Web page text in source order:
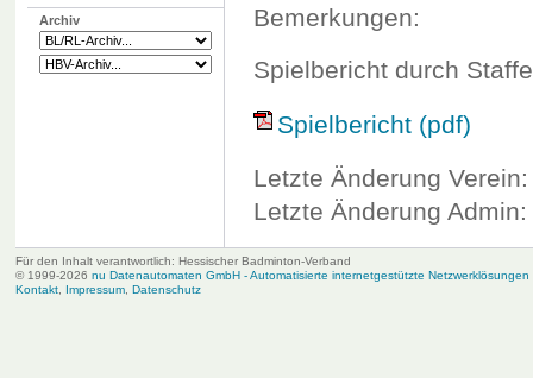
Archiv
Bemerkungen:
Spielbericht durch
Spielbericht (pdf)
Letzte Änderung
Letzte Änderung
Für den Inhalt verantwortlich: Hessischer Badminton-Verband
© 1999-2026 nu Datenautomaten GmbH - Automatisierte internetgestützte Netzwerklösungen
Kontakt, Impressum, Datenschutz